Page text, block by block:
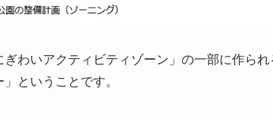
わいアクティビティゾーン」の一部に作られ
ということです。